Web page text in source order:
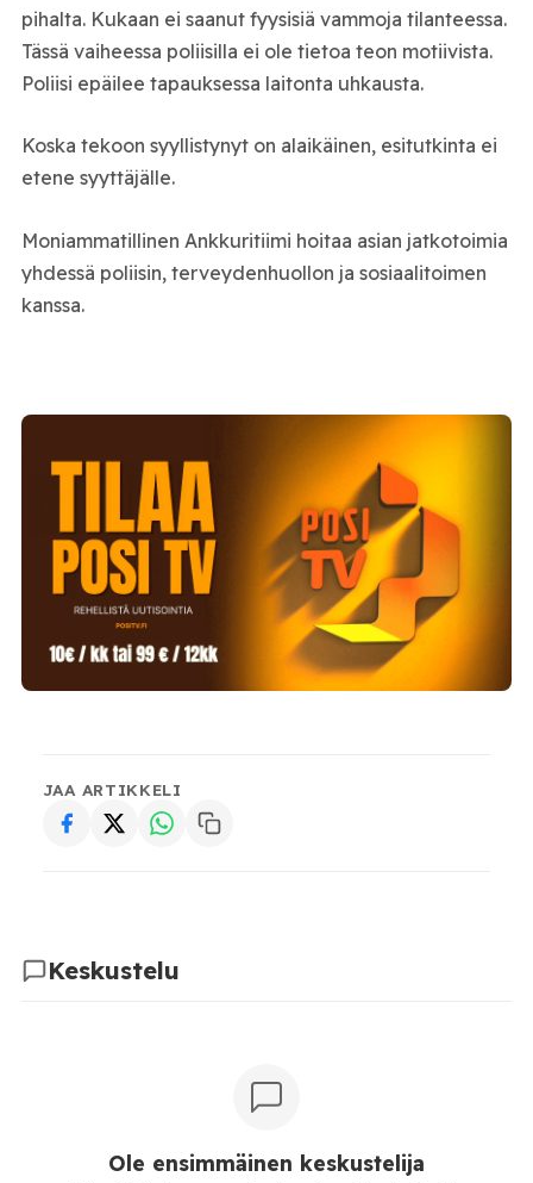
pihalta. Kukaan ei saanut fyysisiä vammoja tilanteessa.
Tässä vaiheessa poliisilla ei ole tietoa teon motiivista.
Poliisi epäilee tapauksessa laitonta uhkausta.
Koska tekoon syyllistynyt on alaikäinen, esitutkinta ei
etene syyttäjälle.
Moniammatillinen Ankkuritiimi hoitaa asian jatkotoimia
yhdessä poliisin, terveydenhuollon ja sosiaalitoimen
kanssa.
JAA ARTIKKELI
Keskustelu
Ole ensimmäinen keskustelija